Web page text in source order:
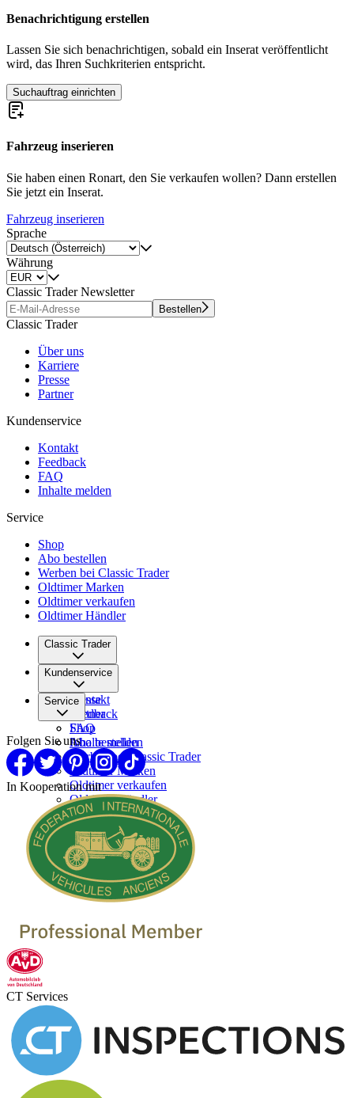
Benachrichtigung erstellen
Lassen Sie sich benachrichtigen, sobald ein Inserat veröffentlicht
wird, das Ihren Suchkriterien entspricht.
Suchauftrag einrichten
Fahrzeug inserieren
Sie haben einen Ronart, den Sie verkaufen wollen? Dann erstellen
Sie jetzt ein Inserat.
Fahrzeug inserieren
Sprache
Währung
Classic Trader Newsletter
Bestellen
Classic Trader
Über uns
Karriere
Presse
Partner
Kundenservice
Kontakt
Feedback
FAQ
Inhalte melden
Service
Shop
Abo bestellen
Werben bei Classic Trader
Oldtimer Marken
Oldtimer verkaufen
Oldtimer Händler
Classic Trader
Über uns
Karriere
Presse
Partner
Kundenservice
Kontakt
Feedback
FAQ
Inhalte melden
Service
Shop
Abo bestellen
Werben bei Classic Trader
Oldtimer Marken
Oldtimer verkaufen
Oldtimer Händler
Folgen Sie uns
In Kooperation mit
CT Services